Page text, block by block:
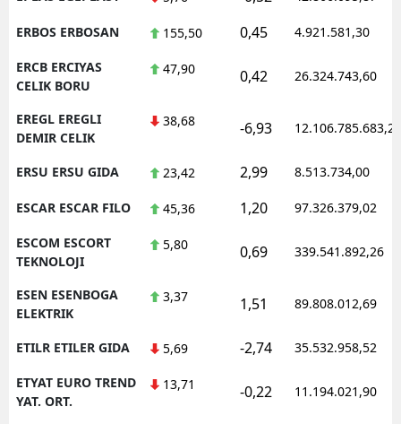
ERBOS ERBOSAN 155,50 0,45 4.921.581,30
ERCB ERCIYAS
CELIK BORU
47,90 0,42 26.324.743,60
EREGL EREGLI
DEMIR CELIK
38,68 -6,93 12.106.785.683,20
ERSU ERSU GIDA 23,42 2,99 8.513.734,00
ESCAR ESCAR FILO 45,36 1,20 97.326.379,02
ESCOM ESCORT
TEKNOLOJI
5,80 0,69 339.541.892,26
ESEN ESENBOGA
ELEKTRIK
3,37 1,51 89.808.012,69
ETILR ETILER GIDA 5,69 -2,74 35.532.958,52
ETYAT EURO TREND
YAT. ORT.
13,71 -0,22 11.194.021,90